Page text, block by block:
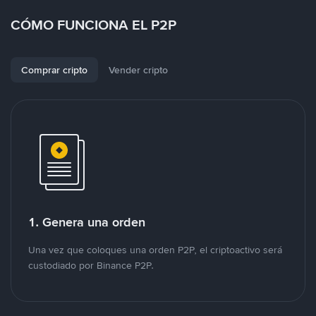
CÓMO FUNCIONA EL P2P
Comprar cripto Vender cripto
1. Genera una orden
Una vez que coloques una orden P2P, el criptoactivo será
custodiado por Binance P2P.